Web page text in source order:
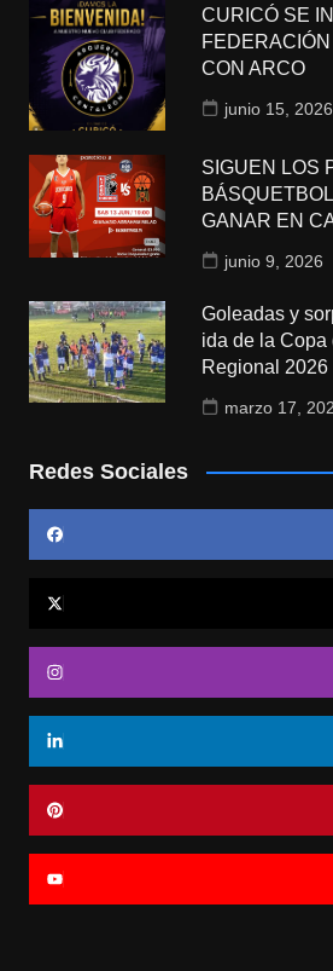
CURICÓ SE
CON ARCO
junio 15, 2026
SIGUEN LOS
GANAR EN
junio 9, 2026
Goleadas y
ida de la
Regional 2026
marzo 17,
Redes Sociales